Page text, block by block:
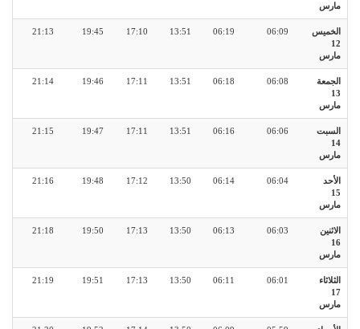
مارس
الخميس
12
مارس
06:09
06:19
13:51
17:10
19:45
21:13
الجمعة
13
مارس
06:08
06:18
13:51
17:11
19:46
21:14
السبت
14
مارس
06:06
06:16
13:51
17:11
19:47
21:15
الأحد
15
مارس
06:04
06:14
13:50
17:12
19:48
21:16
الاثنين
16
مارس
06:03
06:13
13:50
17:13
19:50
21:18
الثلاثاء
17
مارس
06:01
06:11
13:50
17:13
19:51
21:19